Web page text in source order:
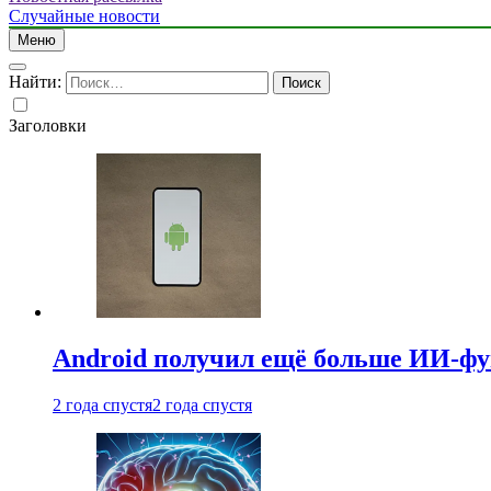
Случайные новости
Меню
Найти:
Заголовки
Android получил ещё больше ИИ-
2 года спустя2 года спустя